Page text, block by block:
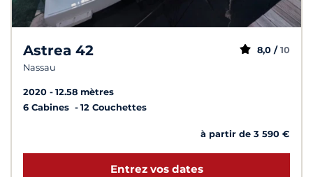
Astrea 42
Nassau
8,0 / 10
2020
12.58 mètres
6 Cabines
12 Couchettes
à partir de 3 590 €
Entrez vos dates